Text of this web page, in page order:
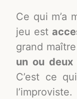
Ce qui m’a
jeu est
grand
un ou deux
C’est ce